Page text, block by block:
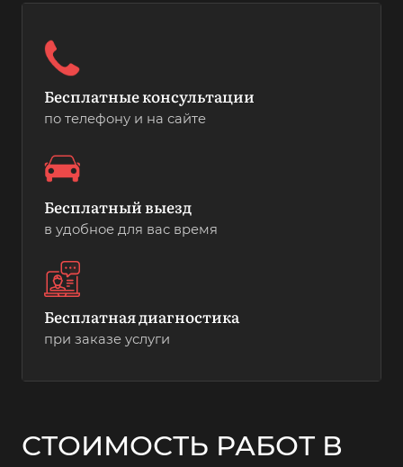
Бесплатные консультации
по телефону и на сайте
Бесплатный выезд
в удобное для вас время
Бесплатная диагностика
при заказе услуги
СТОИМОСТЬ РАБОТ В